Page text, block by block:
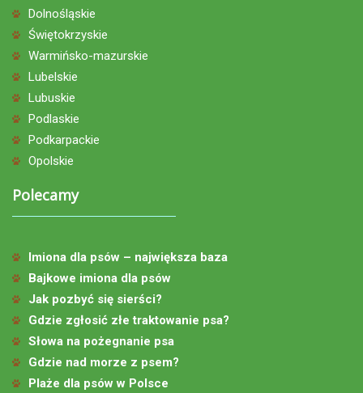
Dolnośląskie
Świętokrzyskie
Warmińsko-mazurskie
Lubelskie
Lubuskie
Podlaskie
Podkarpackie
Opolskie
Polecamy
Imiona dla psów – największa baza
Bajkowe imiona dla psów
Jak pozbyć się sierści?
Gdzie zgłosić złe traktowanie psa?
Słowa na pożegnanie psa
Gdzie nad morze z psem?
Plaże dla psów w Polsce